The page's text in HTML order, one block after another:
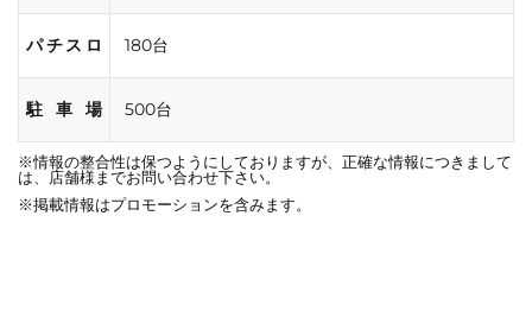
パチスロ 180台
駐車場 500台
※情報の整合性は保つようにしておりますが、正確な情報につきまして
は、店舗様までお問い合わせ下さい。
※掲載情報はプロモーションを含みます。